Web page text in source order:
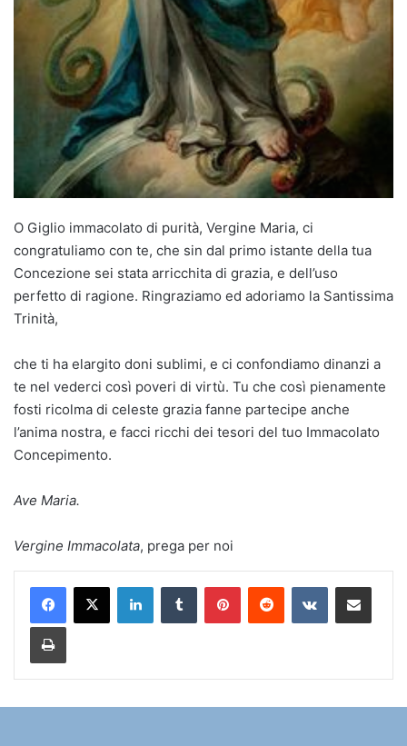
O Giglio immacolato di purità, Vergine Maria, ci
congratuliamo con te, che sin dal primo istante della tua
Concezione sei stata arricchita di grazia, e dell’uso
perfetto di ragione. Ringraziamo ed adoriamo la Santissima
Trinità,
che ti ha elargito doni sublimi, e ci confondiamo dinanzi a
te nel vederci così poveri di virtù. Tu che così pienamente
fosti ricolma di celeste grazia fanne partecipe anche
l’anima nostra, e facci ricchi dei tesori del tuo Immacolato
Concepimento.
Ave Maria.
Vergine Immacolata, prega per noi